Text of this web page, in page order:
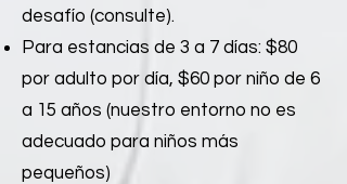
desafío (consulte).
Para estancias de 3 a 7 días: $80
por adulto por día, $60 por niño de 6
a 15 años (nuestro entorno no es
adecuado para niños más
pequeños)